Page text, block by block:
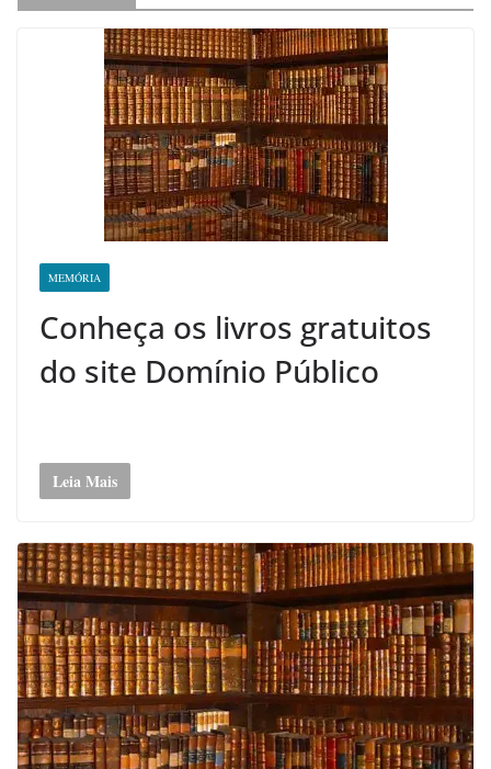
MEMÓRIA
Conheça os livros gratuitos
do site Domínio Público
Leia Mais